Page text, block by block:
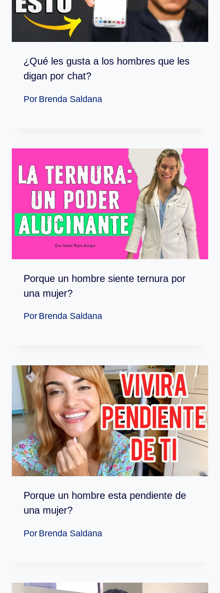
¿Qué les gusta a los hombres que les
digan por chat?
Por Brenda Saldana
Porque un hombre siente ternura por
una mujer?
Por Brenda Saldana
Porque un hombre esta pendiente de
una mujer?
Por Brenda Saldana